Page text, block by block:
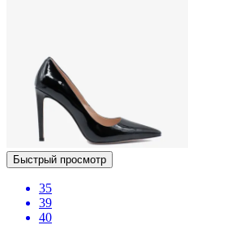
Быстрый просмотр
35
39
40